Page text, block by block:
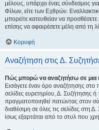
μέλους, υπάρχει ένας σύνδεσμος
Φίλων, είτε των Εχθρών.
μπορείτε κατευθείαν να
επίσης να αφαιρέσετε μέλη από τη
Κορυφή
Αναζήτηση στις Δ.
Πώς μπορώ να αναζητήσω σε μια
Εισάγετε έναν όρο αναζήτησης στο
σελίδες ευρετηρίου, Δ. Συζήτησης
πραγματοποιηθεί πατώντας στον
διαθέσιμη σε όλες τις σελίδες στη
ίσως εξαρτάται από το στυλ που